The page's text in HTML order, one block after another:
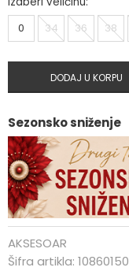
0
34 36 38
DODAJ U KORPU
Sezonsko sniženje
AKSESOAR
Šifra artikla: 10860150